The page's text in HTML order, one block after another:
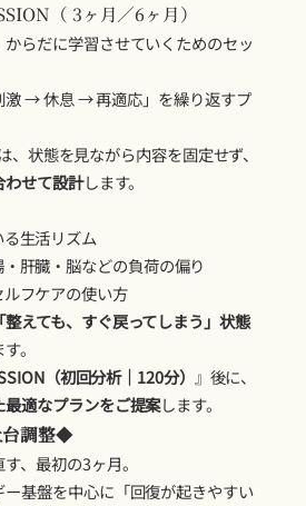
（ 3ヶ月／6ヶ月）
らだに学習させていくためのセッ
激 → 休息 → 再適応」を繰り返すプ
状態を見ながら内容を固定せず、
わせて設計します。
生活リズム
肝臓・脳などの負荷の偏り
フケアの使い方
「整えても、すぐ戻ってしまう」状態
。
（初回分析｜120分） 』後に、
適なプランをご提案します。
調整◆
、最初の3ヶ月。
基盤を中心に「回復が起きやすい